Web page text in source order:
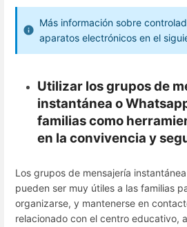
Más información sobre
aparatos electrónicos en el
Utilizar los grupos de
instantánea o
familias como
en la convivencia y
Los grupos de mensajería
pueden ser muy útiles a las familias
organizarse, y mantenerse en
relacionado con el centro educativo,